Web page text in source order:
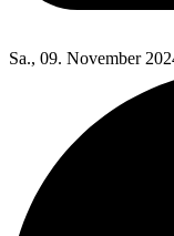
Sa., 09. November